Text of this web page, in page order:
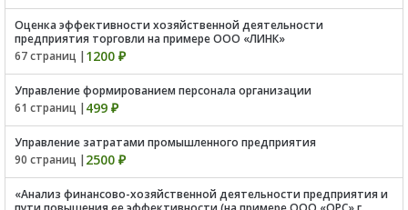
Оценка эффективности хозяйственной деятельности
предприятия торговли на примере ООО «ЛИНК»
67 страниц | 1200 ₽
Управление формированием персонала организации
61 страниц | 499 ₽
Управление затратами промышленного предприятия
90 страниц | 2500 ₽
«Анализ финансово-хозяйственной деятельности предприятия и